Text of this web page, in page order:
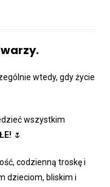
wtedy, gdy życie
wszystkim
🌷
codzienną troskę i
dzieciom, bliskim i